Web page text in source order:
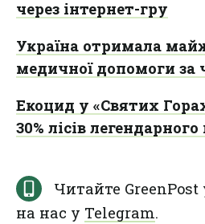
через інтернет-гру
Україна отримала
медичної допомоги за
Екоцид у «Святих
30% лісів
Читайте GreenPost
на нас у Telegram.